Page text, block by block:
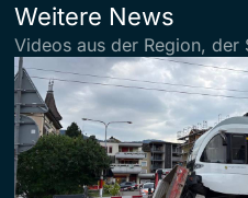
Weitere News
Videos aus der Region, der